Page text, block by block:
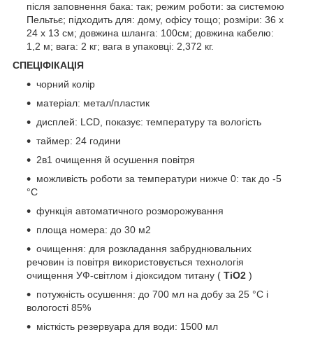
після заповнення бака: так; режим роботи: за системою
Пельтьє; підходить для: дому, офісу тощо; розміри: 36 х
24 х 13 см; довжина шланга: 100см; довжина кабелю:
1,2 м; вага: 2 кг; вага в упаковці: 2,372 кг.
СПЕЦІФІКАЦІЯ
чорний колір
матеріал: метал/пластик
дисплей: LCD, показує: температуру та вологість
таймер: 24 години
2в1 очищення й осушення повітря
можливість роботи за температури нижче 0: так до -5
°C
функція автоматичного розморожування
площа номера: до 30 м2
очищення: для розкладання забруднювальних
речовин із повітря використовується технологія
очищення УФ-світлом і діоксидом титану ( TiO2 )
потужність осушення: до 700 мл на добу за 25 °C і
вологості 85%
місткість резервуара для води: 1500 мл